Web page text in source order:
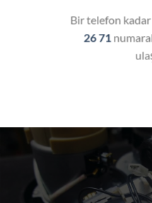
Bir telefon kadar
26 71